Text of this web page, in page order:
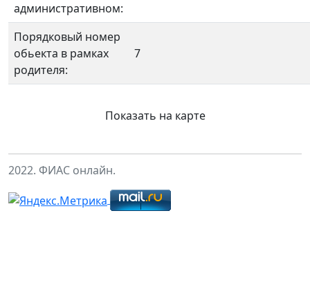
административном:
Порядковый номер
обьекта в рамках
родителя:
7
Показать на карте
2022. ФИАС онлайн.